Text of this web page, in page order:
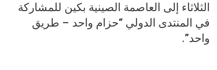
الثلاثاء إلى العاصمة الصينية بكين للمشاركة
في المنتدى الدولي “حزام واحد – طريق
واحد”.